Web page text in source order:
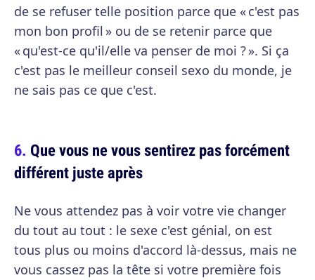
de se refuser telle position parce que « c'est pas
mon bon profil » ou de se retenir parce que
« qu'est-ce qu'il/elle va penser de moi ? ». Si ça
c'est pas le meilleur conseil sexo du monde, je
ne sais pas ce que c'est.
Que vous ne vous sentirez pas forcément
différent juste après
Ne vous attendez pas à voir votre vie changer
du tout au tout : le sexe c'est génial, on est
tous plus ou moins d'accord là-dessus, mais ne
vous cassez pas la tête si votre première fois